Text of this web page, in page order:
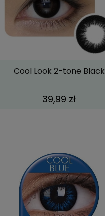
Cool Look 2-tone Black
39,99 zł